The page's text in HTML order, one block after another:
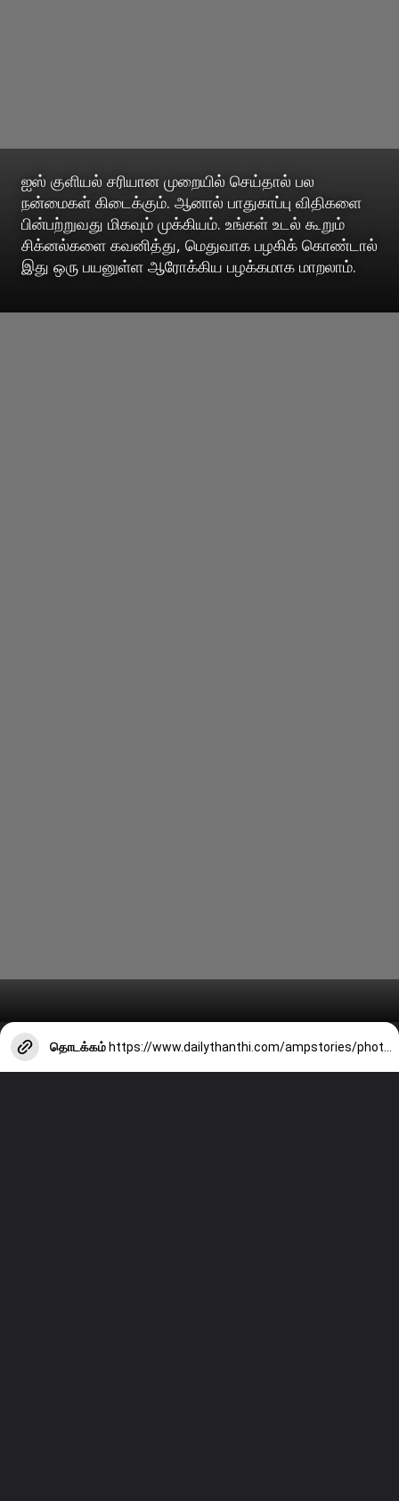
ஐஸ் குளியல் சரியான முறையில் செய்தால் பல
நன்மைகள் கிடைக்கும். ஆனால் பாதுகாப்பு விதிகளை
பின்பற்றுவது மிகவும் முக்கியம். உங்கள் உடல் கூறும்
சிக்னல்களை கவனித்து, மெதுவாக பழகிக் கொண்டால்
இது ஒரு பயனுள்ள ஆரோக்கிய பழக்கமாக மாறலாம்.
தொடக்கம் https://www.dailythanthi.com/ampstories/photo-story/banana-vs-dates-which-provides-instant-energy